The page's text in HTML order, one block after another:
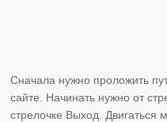
Сначала нужно проложить
сайте. Начинать нужно от
стрелочке Выход. Двигаться